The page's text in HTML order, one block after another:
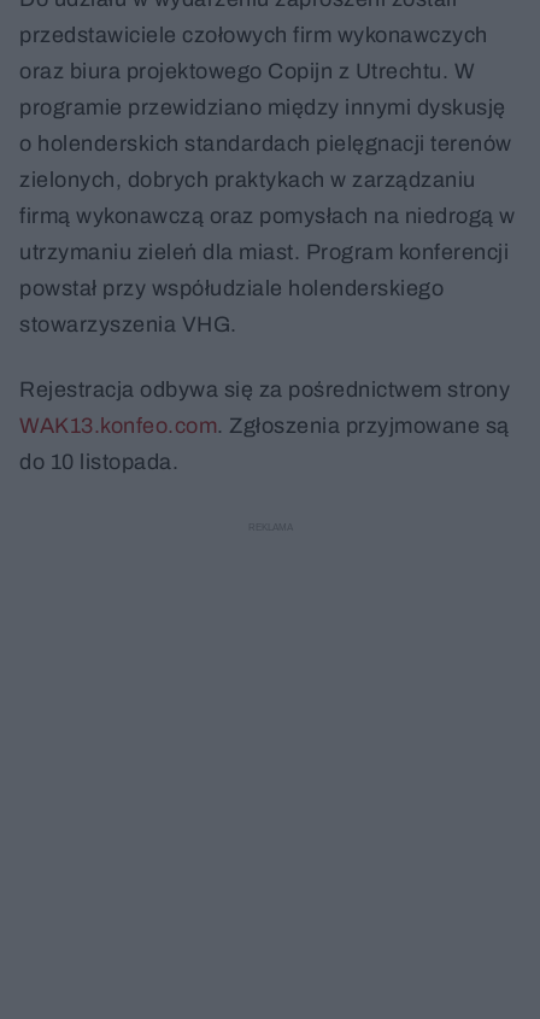
przedstawiciele czołowych firm wykonawczych
oraz biura projektowego Copijn z Utrechtu. W
programie przewidziano między innymi dyskusję
o holenderskich standardach pielęgnacji terenów
zielonych, dobrych praktykach w zarządzaniu
firmą wykonawczą oraz pomysłach na niedrogą w
utrzymaniu zieleń dla miast. Program konferencji
powstał przy współudziale holenderskiego
stowarzyszenia VHG.
Rejestracja odbywa się za pośrednictwem strony
WAK13.konfeo.com. Zgłoszenia przyjmowane są
do 10 listopada.